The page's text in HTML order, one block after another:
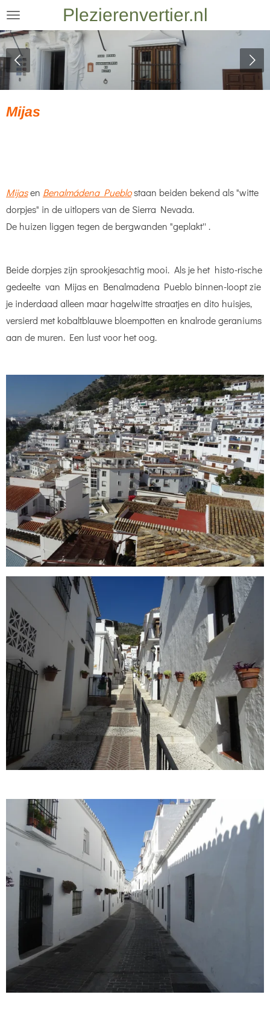
Ga
direct
naar
de
hoofdinhoud
Plezierenvertier.nl
Mijas
Mijasen Benalmádena Pueblostaan beiden bekend als "witte
dorpjes" in de uitlopers van de Sierra Nevada.
De huizen liggen tegen de bergwanden "geplakt'' .
Beide dorpjes zijn sprookjesachtig mooi. Als je het histo-rische
gedeelte van Mijas en Benalmadena Pueblo binnen-loopt zie
je inderdaad alleen maar hagelwitte straatjes en dito huisjes,
versierd met kobaltblauwe bloempotten en knalrode geraniums
aan de muren. Een lust voor het oog.